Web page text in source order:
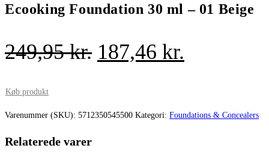
Ecooking Foundation 30 ml – 01 Beige
249,95kr. Den
var:
187,46 kr.
er:
Køb produkt
Varenummer (SKU): 5712350545500 Kategori: Foundations & Concealers
Relaterede varer